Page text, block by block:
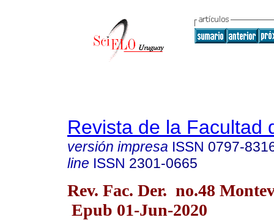
Revista de la Facultad
versión impresa ISSN 0797-
line ISSN 2301-0665
Rev. Fac. Der. no.48
Epub 01-Jun-2020